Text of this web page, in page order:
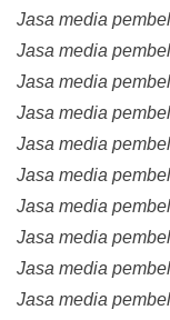
Jasa media
Jasa media
Jasa media
Jasa media
Jasa media
Jasa media
Jasa media
Jasa media
Jasa media
Jasa media